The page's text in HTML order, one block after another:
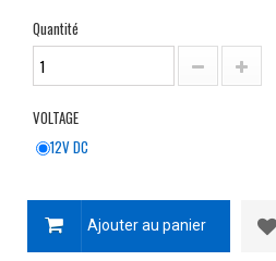
Quantité
VOLTAGE
12V DC
Ajouter au panier